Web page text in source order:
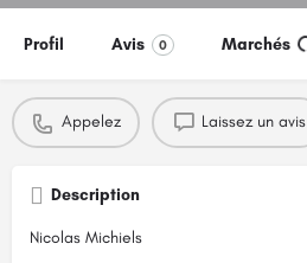
Profil Avis 0 Marchés
Appelez Laissez un avis
Description
Nicolas Michiels